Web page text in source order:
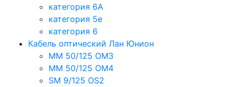
категория 6A
категория 5e
категория 6
Кабель оптический Лан Юнион
MM 50/125 OM3
MM 50/125 OM4
SM 9/125 OS2